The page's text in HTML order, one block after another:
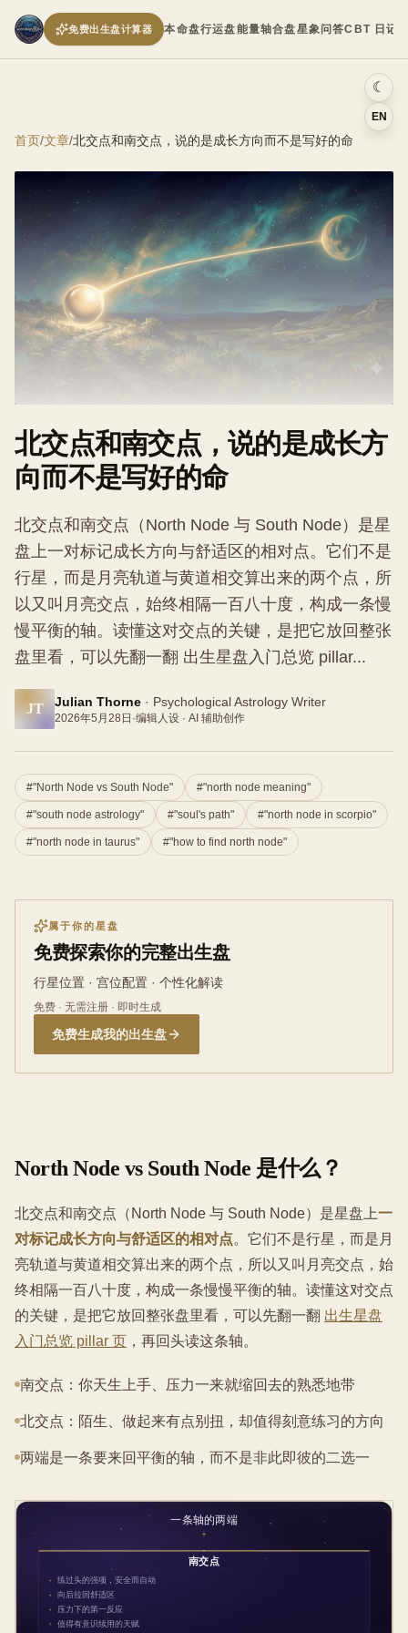
本命盘行运盘能量轴合盘星象问答CBT 日记
免费出生盘计算器
☾
EN
首页/文章/北交点和南交点，说的是成长方向而不是写好的命
北交点和南交点，说的是成长方
向而不是写好的命
北交点和南交点（North Node 与 South Node）是星
盘上一对标记成长方向与舒适区的相对点。它们不是
行星，而是月亮轨道与黄道相交算出来的两个点，所
以又叫月亮交点，始终相隔一百八十度，构成一条慢
慢平衡的轴。读懂这对交点的关键，是把它放回整张
盘里看，可以先翻一翻 出生星盘入门总览 pillar...
JT Julian Thorne · Psychological Astrology Writer
2026年5月28日 ·编辑人设 · AI 辅助创作
#"North Node vs South Node" #"north node meaning"
#"south node astrology" #"soul's path" #"north node in scorpio"
#"north node in taurus" #"how to find north node"
属于你的星盘
免费探索你的完整出生盘
行星位置 · 宫位配置 · 个性化解读
免费 · 无需注册 · 即时生成
免费生成我的出生盘
North Node vs South Node 是什么？
北交点和南交点（North Node 与 South Node）是星盘上一
对标记成长方向与舒适区的相对点。它们不是行星，而是月
亮轨道与黄道相交算出来的两个点，所以又叫月亮交点，始
终相隔一百八十度，构成一条慢慢平衡的轴。读懂这对交点
的关键，是把它放回整张盘里看，可以先翻一翻 出生星盘
入门总览 pillar 页 ，再回头读这条轴。
南交点：你天生上手、压力一来就缩回去的熟悉地带
北交点：陌生、做起来有点别扭，却值得刻意练习的方向
两端是一条要来回平衡的轴，而不是非此即彼的二选一